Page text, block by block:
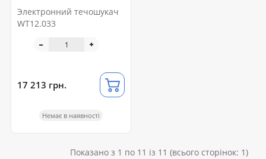
Электронний течошукач
WT12.033
17 213 грн.
Немає в наявності
Показано з 1 по 11 із 11 (всього сторінок: 1)